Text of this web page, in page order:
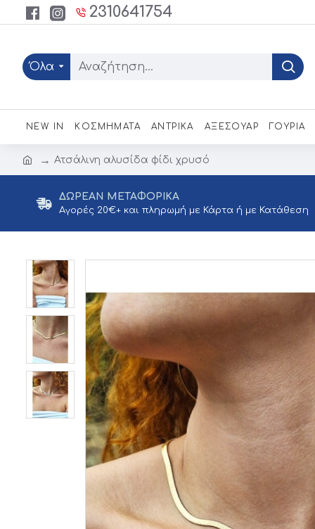
2310641754
Όλα
NEW IN ΚΟΣΜΗΜΑΤΑ ΑΝΤΡΙΚΑ ΑΞΕΣΟΥΑΡ ΓΟΥΡΙΑ
Ατσάλινη αλυσίδα φίδι χρυσό
ΔΩΡΕΑΝ ΜΕΤΑΦΟΡΙΚΑ
Αγορές 20€+ και πληρωμή με Κάρτα ή με Κατάθεση